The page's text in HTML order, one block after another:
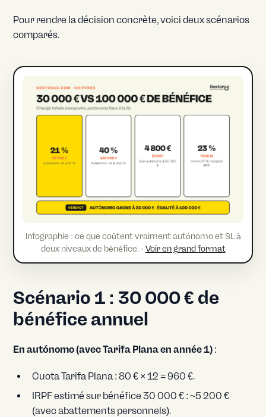
Pour rendre la décision concrète, voici deux scénarios
comparés.
Infographie : ce que coûtent vraiment autónomo et SL à
deux niveaux de bénéfice. · Voir en grand format
Scénario 1 : 30 000 € de
bénéfice annuel
En autónomo (avec Tarifa Plana en année 1) :
Cuota Tarifa Plana : 80 € × 12 = 960 €.
IRPF estimé sur bénéfice 30 000 € : ~5 200 €
(avec abattements personnels).